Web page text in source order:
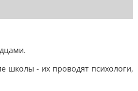
школы - их проводят психологи,